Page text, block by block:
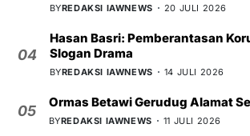
BYREDAKSI IAWNEWS 20 JULI 2026
04
Hasan Basri: Pemberantasan
Slogan Drama
BYREDAKSI IAWNEWS 14 JULI 2026
05
Ormas Betawi Gerudug Alamat
BYREDAKSI IAWNEWS 11 JULI 2026